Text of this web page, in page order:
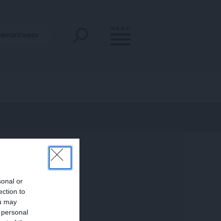
or
to
may